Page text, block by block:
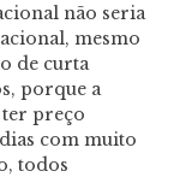
não seria
mesmo
de curta
porque a
ter preço
com muito
todos